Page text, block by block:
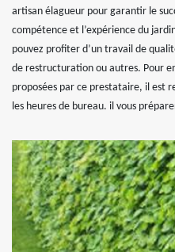
artisan élagueur pour garantir le
compétence et l’expérience du
pouvez profiter d’un travail de
de restructuration ou autres. Pour
proposées par ce prestataire, il est
les heures de bureau. il vous